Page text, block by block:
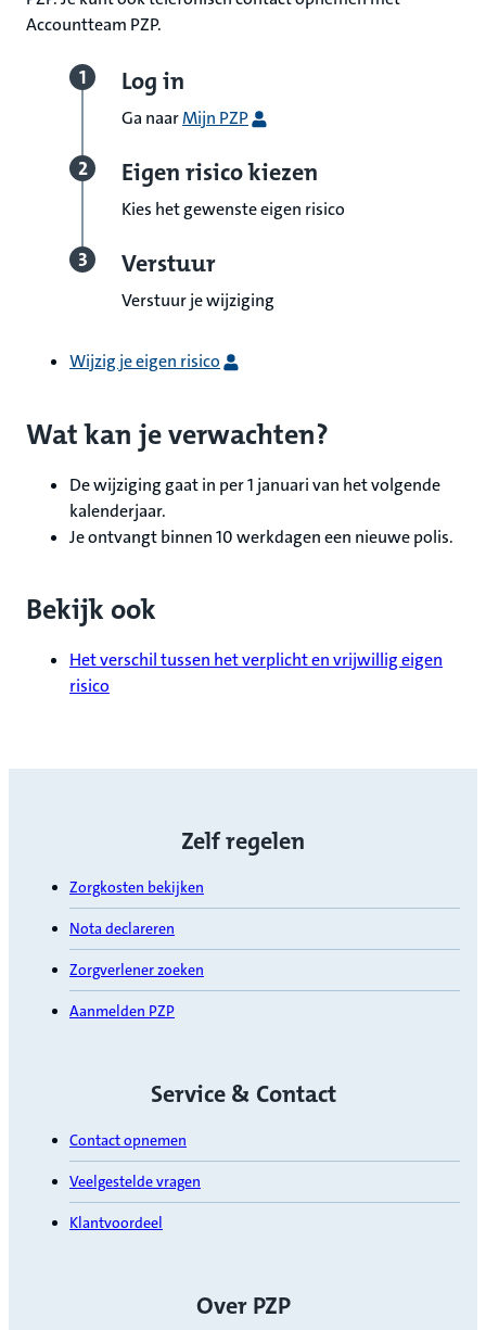
Accountteam PZP.
Log in
Ga naarMijn PZP
Eigen risico kiezen
Kies het gewenste eigen risico
Verstuur
Verstuur je wijziging
Wijzig je eigen risico
Wat kan je verwachten?
De wijziging gaat in per 1 januari van het volgende
kalenderjaar.
Je ontvangt binnen 10 werkdagen een nieuwe polis.
Bekijk ook
Het verschil tussen het verplicht en vrijwillig eigen
risico
Zelf regelen
Zorgkosten bekijken
Nota declareren
Zorgverlener zoeken
Aanmelden PZP
Service & Contact
Contact opnemen
Veelgestelde vragen
Klantvoordeel
Over PZP